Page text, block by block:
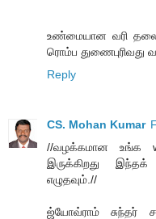
உண்மையான வரி
ரொம்ப துணைபுரிவது
Reply
CS. Mohan Kumar
//வழக்கமான உங்க
இருக்கிறது இந்தக்
எழுதவும்.//
ஜ்யோவ்ராம் சுந்தர்